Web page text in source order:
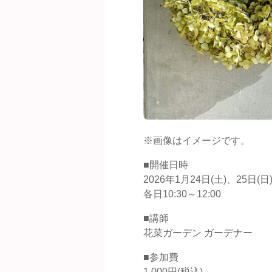
※画像はイメージです。
■開催日時
2026年1月24日(土)、25日(日)
各日10:30～12:00
■講師
花菜ガーデン ガーデナー
■参加費